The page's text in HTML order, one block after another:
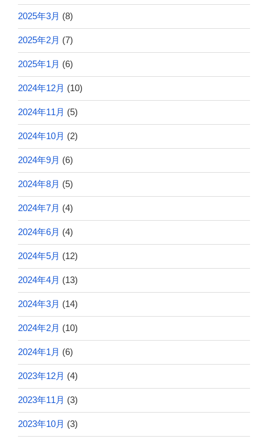
2025年3月 (8)
2025年2月 (7)
2025年1月 (6)
2024年12月 (10)
2024年11月 (5)
2024年10月 (2)
2024年9月 (6)
2024年8月 (5)
2024年7月 (4)
2024年6月 (4)
2024年5月 (12)
2024年4月 (13)
2024年3月 (14)
2024年2月 (10)
2024年1月 (6)
2023年12月 (4)
2023年11月 (3)
2023年10月 (3)